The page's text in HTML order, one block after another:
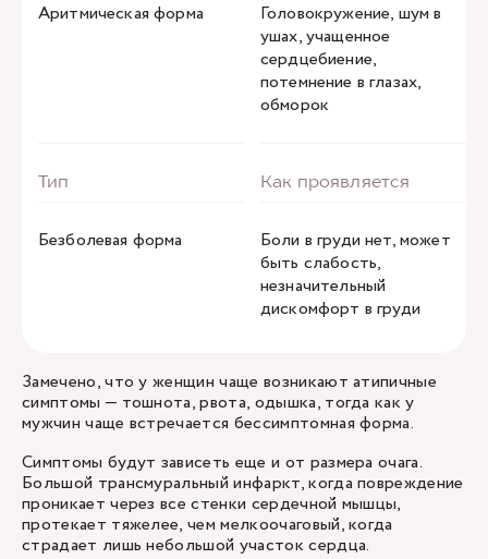
Аритмическая форма
Головокружение, шум в
ушах, учащенное
сердцебиение,
потемнение в глазах,
обморок
Безболевая форма
Боли в груди нет, может
быть слабость,
незначительный
дискомфорт в груди
Замечено, что у женщин чаще возникают атипичные
симптомы — тошнота, рвота, одышка, тогда как у
мужчин чаще встречается бессимптомная форма.
Симптомы будут зависеть еще и от размера очага.
Большой трансмуральный инфаркт, когда повреждение
проникает через все стенки сердечной мышцы,
протекает тяжелее, чем мелкоочаговый, когда
страдает лишь небольшой участок сердца.